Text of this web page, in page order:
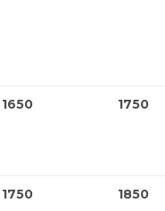
1650 1750
1750 1850